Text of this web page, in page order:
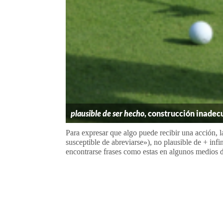
plausible de ser hecho, construcción
Para expresar que algo puede recibir una
susceptible de abreviarse»), no plausible de +
encontrarse frases como estas en algunos